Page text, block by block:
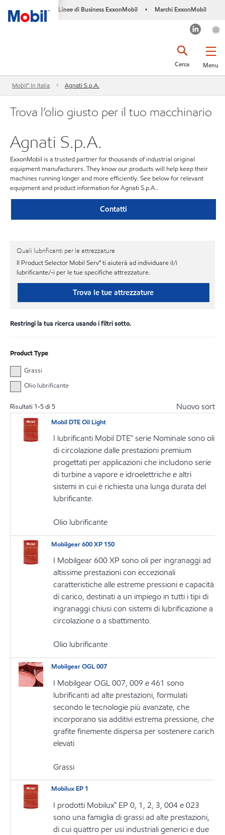
Linee di Business ExxonMobil • Marchi ExxonMobil
Menu
Cerca
Mobil™ In Italia Agnati S.p.A.
Trova l’olio giusto per il tuo macchinario
Agnati S.p.A.
ExxonMobil is a trusted partner for thousands of industrial original
equipment manufacturers. They know our products will help keep their
machines running longer and more efficiently. See below for relevant
equipment and product information for Agnati S.p.A..
Contatti
Quali lubrificanti per le attrezzature
Il Product Selector Mobil Serv℠ ti aiuterà ad individuare il/i
lubrificante/-i per le tue specifiche attrezzature.
Trova le tue attrezzature
Restringi la tua ricerca usando i filtri sotto.
Product Type
Grassi
Olio lubrificante
Risultati 1-5di 5 Nuovo sort
Mobil DTE Oil Light
I lubrificanti Mobil DTE™ serie Nominale sono oli
di circolazione dalle prestazioni premium
progettati per applicazioni che includono serie
di turbine a vapore e idroelettriche e altri
sistemi in cui è richiesta una lunga durata del
lubrificante.
Olio lubrificante
Mobilgear 600 XP 150
I Mobilgear 600 XP sono oli per ingranaggi ad
altissime prestazioni con eccezionali
caratteristiche alle estreme pressioni e capacità
di carico, destinati a un impiego in tutti i tipi di
ingranaggi chiusi con sistemi di lubrificazione a
circolazione o a sbattimento.
Olio lubrificante
Mobilgear OGL 007
I Mobilgear OGL 007, 009 e 461 sono
lubrificanti ad alte prestazioni, formulati
secondo le tecnologie più avanzate, che
incorporano sia additivi estrema pressione, che
grafite finemente dispersa per sostenere carichi
elevati
Grassi
Mobilux EP 1
I prodotti Mobilux™ EP 0, 1, 2, 3, 004 e 023
sono una famiglia di grassi ad alte prestazioni,
di cui quattro per usi industriali generici e due